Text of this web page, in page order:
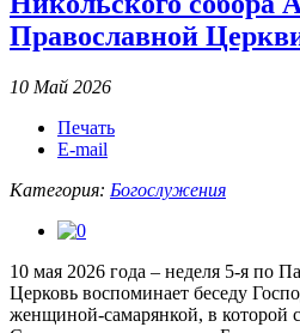
Православной
10 Май 2026
Печать
E-mail
Категория: Богослужения
10 мая 2026 года – неделя 5-я по
Церковь воспоминает беседу
женщиной-самарянкой, в которой